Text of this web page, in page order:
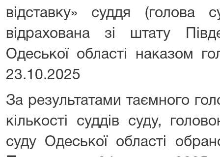
відставку» суддя (голова
відрахована зі штату
Одеської області наказом
23.10.2025
За результатами таємного
кількості суддів суду,
суду Одеської області